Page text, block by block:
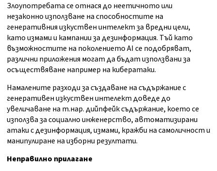
Злоупотребата се отнася до неетичното или
незаконно използване на способностите на
генеративния изкуствен интелект за вредни цели,
като измами и кампании за дезинформация. Тъй като
възможностите на поколението AI се подобряват,
различни приложения могат да бъдат използвани за
осъществяване например на кибератаки.
Намалените разходи за създаване на съдържание с
генеративен изкуствен интелект доведе до
увеличаване на т.нар. дийпфейк съдържание, което се
използва за социално инженерство, автоматизирани
атаки с дезинформация, измами, кражби на самоличност и
манипулиране на изборни резултати.
Неправилно прилагане